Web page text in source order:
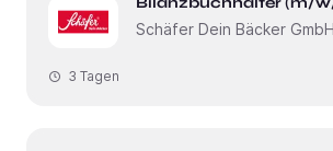
Schäfer Dein Bäcker GmbH
3 Tagen